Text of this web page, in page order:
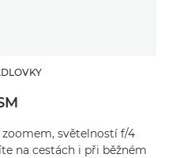
světelností f/4
na cestách i při běžném